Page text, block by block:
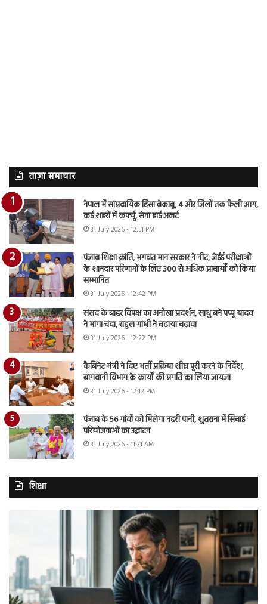
ताज़ा समाचार
नेपाल में सांप्रदायिक हिंसा बेकाबू, 4 और जिलों तक फैली आग,
कई शहरों में कर्फ्यू, सेना हाई अलर्ट
31 July 2026 - 12:51 PM
पंजाब शिक्षा क्रांति, भगवंत मान सरकार ने नीट, जेईई परीक्षाओं
के शानदार परिणामों के लिए 300 से अधिक प्राचार्यों को किया
सम्मानित
31 July 2026 - 12:42 PM
संसद के बाहर विपक्ष का अनोखा प्रदर्शन, साधु बने पप्पू यादव
ने मांगा चंदा, राहुल गांधी ने चढ़ाया चढ़ावा
31 July 2026 - 12:22 PM
कैबिनेट मंत्री ने दिए भर्ती प्रक्रिया शीघ्र पूरी करने के निर्देश,
बागवानी विभाग के कार्यों की प्रगति का लिया जायजा
31 July 2026 - 12:12 PM
पंजाब के 56 गांवों को मिलेगा नहरी पानी, शुतराना में सिंचाई
परियोजनाओं का उद्घाटन
31 July 2026 - 11:31 AM
शिक्षा